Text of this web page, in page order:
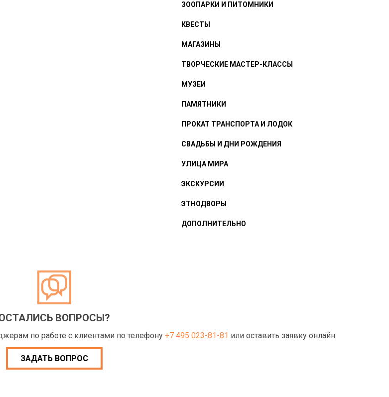
ЗООПАРКИ И ПИТОМНИКИ
КВЕСТЫ
МАГАЗИНЫ
ТВОРЧЕСКИЕ МАСТЕР-КЛАССЫ
МУЗЕИ
ПАМЯТНИКИ
ПРОКАТ ТРАНСПОРТА И ЛОДОК
СВАДЬБЫ И ДНИ РОЖДЕНИЯ
УЛИЦА МИРА
ЭКСКУРСИИ
ЭТНОДВОРЫ
ДОПОЛНИТЕЛЬНО
ВОПРОСЫ?
по работе с клиентами по телефону +7 495 023-81-81 или оставить заявку онлайн.
ЗАДАТЬ ВОПРОС